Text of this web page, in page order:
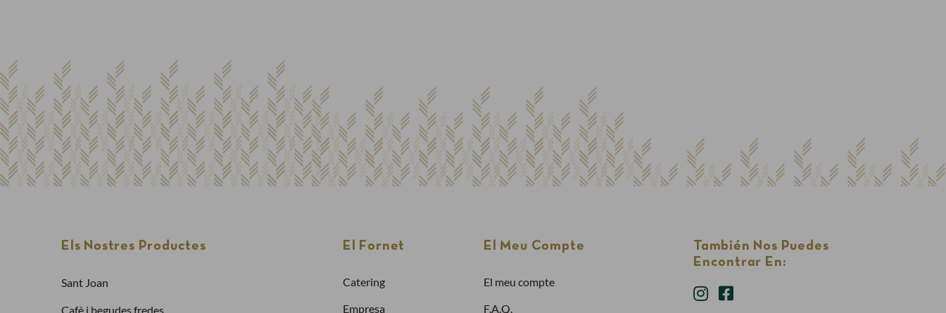
Els Nostres Productes
Sant Joan
Cafè i begudes fredes
El Fornet
Catering
Empresa
El Meu Compte
El meu compte
F.A.Q.
También Nos Puedes
Encontrar En:
client nou
Per fer una comanda cal crear un compte
Sol·licitar la factura de les teves comandes
Comprar més ràpidament
Crea un compte
Ja tinc compte
Adreça electrònica
Contrasenya